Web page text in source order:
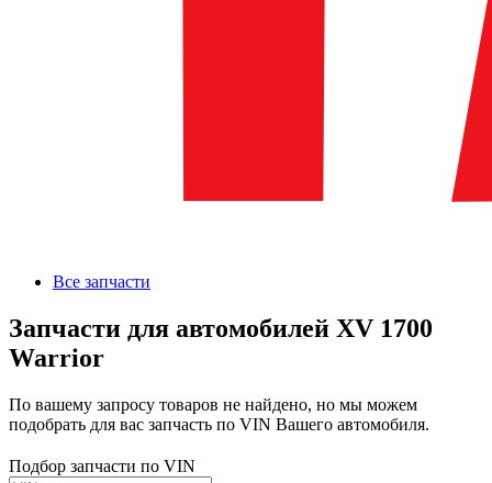
Все запчасти
Запчасти для автомобилей XV 1700
Warrior
По вашему запросу товаров не найдено, но мы можем
подобрать для вас запчасть по VIN Вашего автомобиля.
Подбор запчасти по VIN